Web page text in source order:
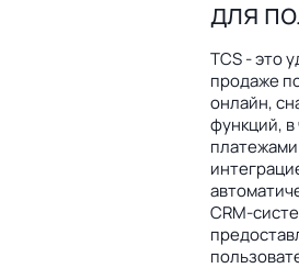
для
TCS - это
продаже
онлайн,
функций,
CRM-